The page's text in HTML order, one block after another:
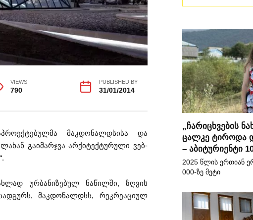
VIEWS
790
PUBLISHED BY
31/01/2014
მაკდონალდსისა და
გაიმარჯვა არქიტექტურული ვებ-
ურბანიზებულ ნაწილში, ზღვის
მაკდონალდსს, რეკრეაციულ
„ჩარიცხვების
ცალკე ტიროდა
– აბიტურიენტი
2025 წლის ერთიან
000-ზე მეტი